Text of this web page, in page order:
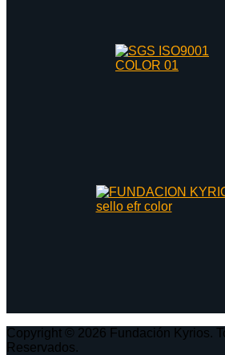
Copyright © 2026 Fundación Kyrios.
Reservados.